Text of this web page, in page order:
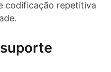
codificação repetitiva